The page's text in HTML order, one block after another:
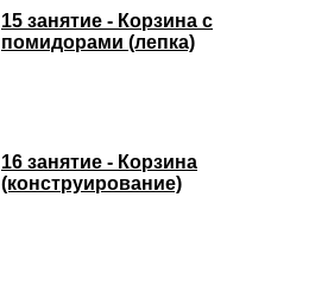
15 занятие - Корзина с
помидорами (лепка)
16 занятие - Корзина
(конструирование)